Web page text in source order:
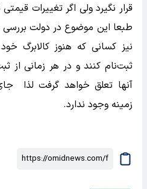
قرار نگیرد ولی اگر تغییرات
طبعا این موضوع در دولت
نیز کسانی که هنوز کالابرگ
ثبت‌نام کنند و در هر زمانی از
آنها تعلق خواهد گرفت لذا
زمینه وجود ندارد.